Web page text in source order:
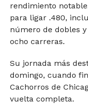
rendimiento
para ligar .480,
número de dobles
ocho carreras.
Su jornada más
domingo, cuando
Cachorros de
vuelta completa.